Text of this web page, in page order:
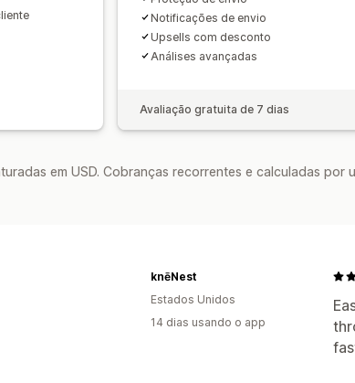
Notificações de envio
Upsells com desconto
Análises avançadas
Avaliação gratuita de 7 dias
em USD. Cobranças recorrentes e calculadas por
knēNest
Estados Unidos
14 dias usando o app